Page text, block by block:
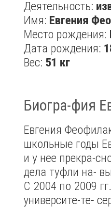
Деятельность:
Имя: Евгения
Место рождения:
Дата рождения:
Вес: 51 кг
Биогра-фия
Евгения
школьные годы
и у нее прекра-
дела туфли на-
С 2004 по 2009
университе-те-